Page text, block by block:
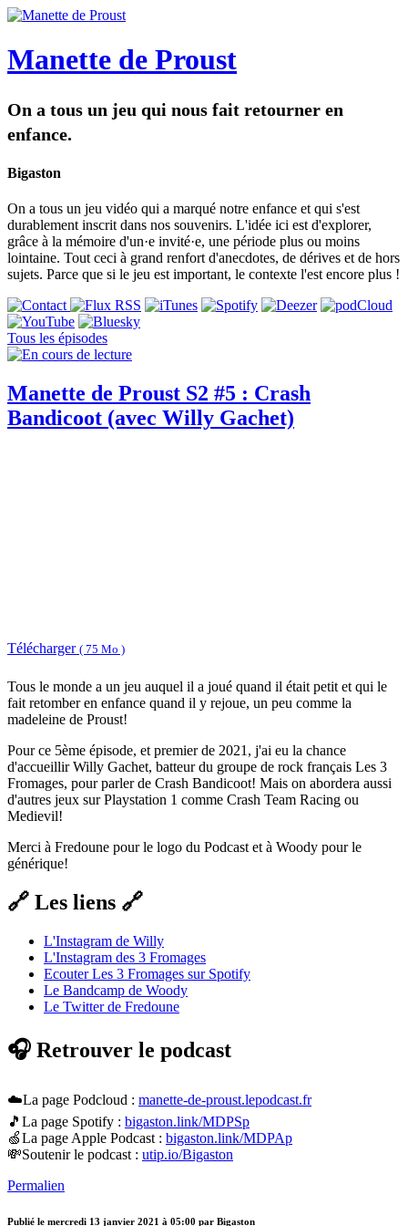
Manette de Proust
On a tous un jeu qui nous fait retourner en
enfance.
Bigaston
On a tous un jeu vidéo qui a marqué notre enfance et qui s'est
durablement inscrit dans nos souvenirs. L'idée ici est d'explorer,
grâce à la mémoire d'un·e invité·e, une période plus ou moins
lointaine. Tout ceci à grand renfort d'anecdotes, de dérives et de hors
sujets. Parce que si le jeu est important, le contexte l'est encore plus !
Tous les épisodes
Manette de Proust S2 #5 : Crash
Bandicoot (avec Willy Gachet)
Télécharger ( 75 Mo )
Tous le monde a un jeu auquel il a joué quand il était petit et qui le
fait retomber en enfance quand il y rejoue, un peu comme la
madeleine de Proust!
Pour ce 5ème épisode, et premier de 2021, j'ai eu la chance
d'accueillir Willy Gachet, batteur du groupe de rock français Les 3
Fromages, pour parler de Crash Bandicoot! Mais on abordera aussi
d'autres jeux sur Playstation 1 comme Crash Team Racing ou
Medievil!
Merci à Fredoune pour le logo du Podcast et à Woody pour le
générique!
🔗 Les liens 🔗
L'Instagram de Willy
L'Instagram des 3 Fromages
Ecouter Les 3 Fromages sur Spotify
Le Bandcamp de Woody
Le Twitter de Fredoune
🎧 Retrouver le podcast
☁️La page Podcloud : manette-de-proust.lepodcast.fr
🎵La page Spotify : bigaston.link/MDPSp
🍏La page Apple Podcast : bigaston.link/MDPAp
💸Soutenir le podcast : utip.io/Bigaston
Permalien
Publié le mercredi 13 janvier 2021 à 05:00 par Bigaston